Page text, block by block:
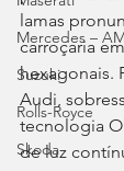
Mercedes –
Suzuki
Rolls-Royce
Skoda
lamas
carroçaria
hexagonais.
Audi,
tecnologia
de luz